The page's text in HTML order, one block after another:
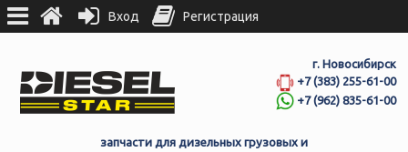
г. Новосибирск
+7 (383) 255-61-00
+7 (962) 835-61-00
запчасти для дизельных грузовых и
Вход Регистрация